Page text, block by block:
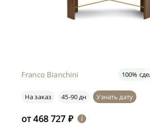
Franco Bianchini 100%
На заказ 45-90 дн Узнать дату
от468 727 ₽ i